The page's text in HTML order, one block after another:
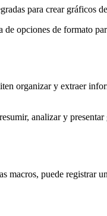
para crear gráficos
opciones de formato
organizar y extraer
analizar y
macros, puede registrar